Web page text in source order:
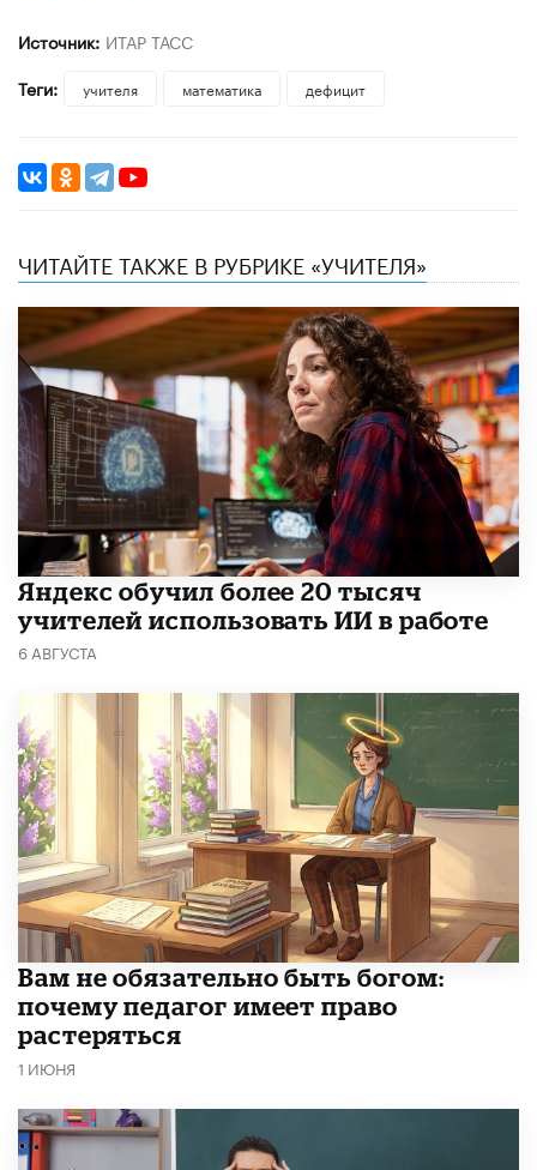
Источник: ИТАР ТАСС
Теги:
учителя математика дефицит
ЧИТАЙТЕ ТАКЖЕ В РУБРИКЕ «УЧИТЕЛЯ»
​Яндекс обучил более 20 тысяч
учителей использовать ИИ в работе
6 АВГУСТА
​Вам не обязательно быть богом:
почему педагог имеет право
растеряться
1 ИЮНЯ